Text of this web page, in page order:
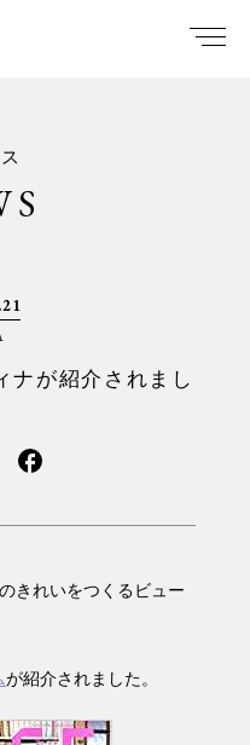
ナが紹介されまし
きれいをつくるビュー
が紹介されました。